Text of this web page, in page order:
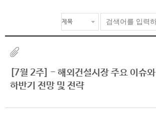
[7월 2주] - 해외건설시장 주요 이슈와
하반기 전망 및 전략